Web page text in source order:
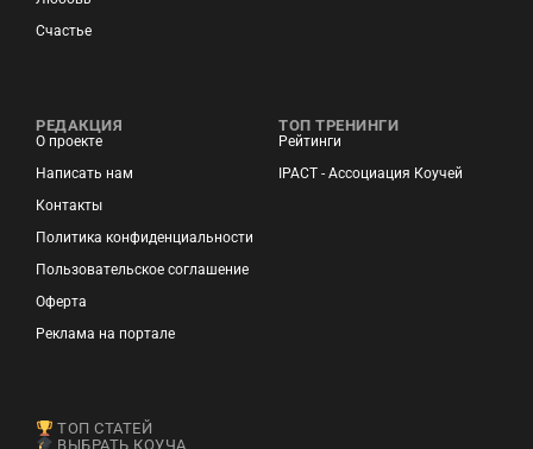
Счастье
РЕДАКЦИЯ
О проекте
Написать нам
Контакты
Политика конфиденциальности
Пользовательское соглашение
Оферта
Реклама на портале
ТОП ТРЕНИНГИ
Рейтинги
IPACT - Ассоциация Коучей
ТОП СТАТЕЙ
ВЫБРАТЬ КОУЧА